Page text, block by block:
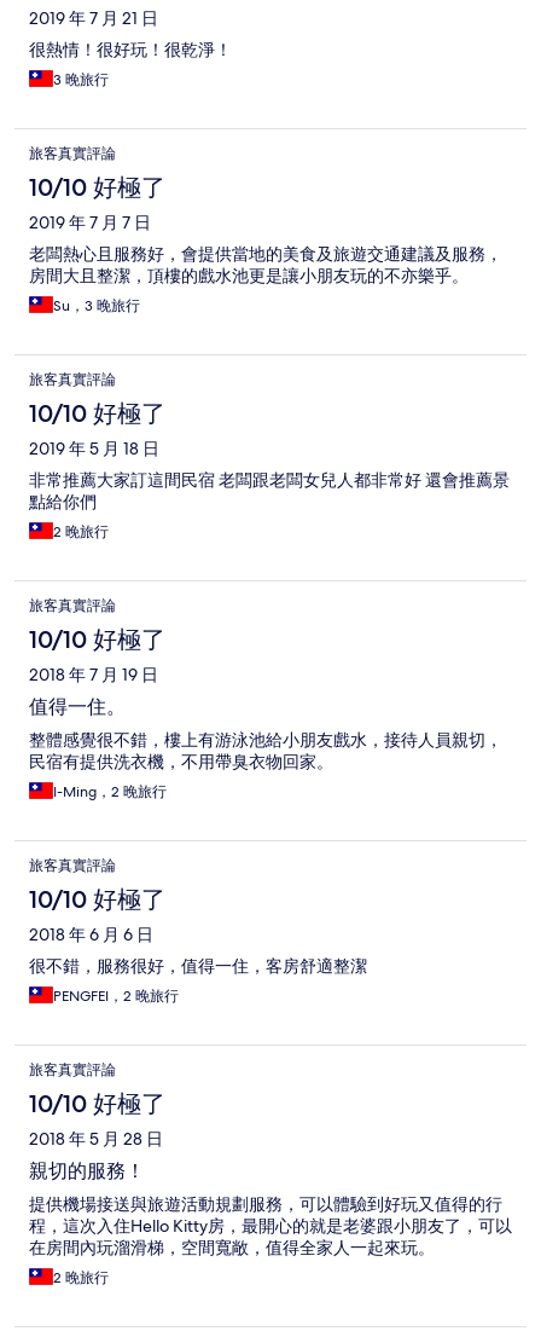
2019 年 7 月 21 日
很熱情！很好玩！很乾淨！
3 晚旅行
旅客真實評論
10/10 好極了
2019 年 7 月 7 日
老闆熱心且服務好，會提供當地的美食及旅遊交通建議及服務，
房間大且整潔，頂樓的戲水池更是讓小朋友玩的不亦樂乎。
Su，3 晚旅行
旅客真實評論
10/10 好極了
2019 年 5 月 18 日
非常推薦大家訂這間民宿 老闆跟老闆女兒人都非常好 還會推薦景
點給你們
2 晚旅行
旅客真實評論
10/10 好極了
2018 年 7 月 19 日
值得一住。
整體感覺很不錯，樓上有游泳池給小朋友戲水，接待人員親切，
民宿有提供洗衣機，不用帶臭衣物回家。
I-Ming，2 晚旅行
旅客真實評論
10/10 好極了
2018 年 6 月 6 日
很不錯，服務很好，值得一住，客房舒適整潔
PENGFEI，2 晚旅行
旅客真實評論
10/10 好極了
2018 年 5 月 28 日
親切的服務！
提供機場接送與旅遊活動規劃服務，可以體驗到好玩又值得的行
程，這次入住Hello Kitty房，最開心的就是老婆跟小朋友了，可以
在房間內玩溜滑梯，空間寬敞，值得全家人一起來玩。
2 晚旅行